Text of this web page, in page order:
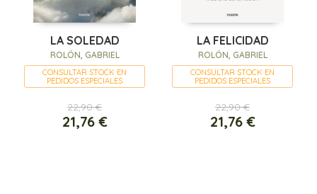
LA SOLEDAD
ROLÓN, GABRIEL
CONSULTAR STOCK EN
PEDIDOS ESPECIALES
22,90 €
21,76 €
LA FELICIDAD
ROLÓN, GABRIEL
CONSULTAR STOCK EN
PEDIDOS ESPECIALES
22,90 €
21,76 €